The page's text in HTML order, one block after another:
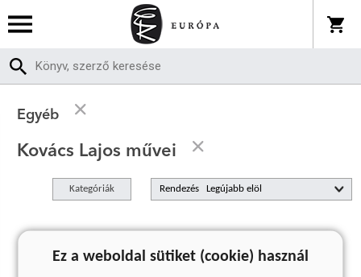
Egyéb
Kovács Lajos művei
Kategóriák Rendezés
A keresett kifejezésre nincs találat
Ez a weboldal sütiket (cookie) használ